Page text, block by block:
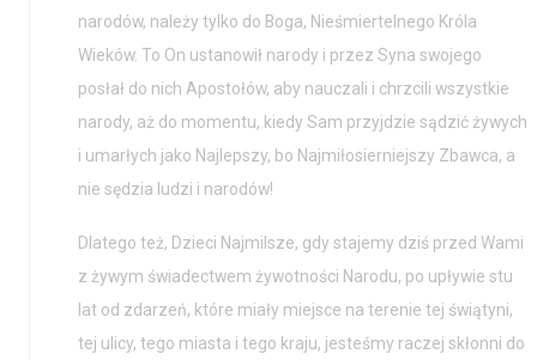
narodów, należy tylko do Boga, Nieśmiertelnego Króla
Wieków. To On ustanowił narody i przez Syna swojego
posłał do nich Apostołów, aby nauczali i chrzcili wszystkie
narody, aż do momentu, kiedy Sam przyjdzie sądzić żywych
i umarłych jako Najlepszy, bo Najmiłosierniejszy Zbawca, a
nie sędzia ludzi i narodów!
Dlatego też, Dzieci Najmilsze, gdy stajemy dziś przed Wami
z żywym świadectwem żywotności Narodu, po upływie stu
lat od zdarzeń, które miały miejsce na terenie tej świątyni,
tej ulicy, tego miasta i tego kraju, jesteśmy raczej skłonni do